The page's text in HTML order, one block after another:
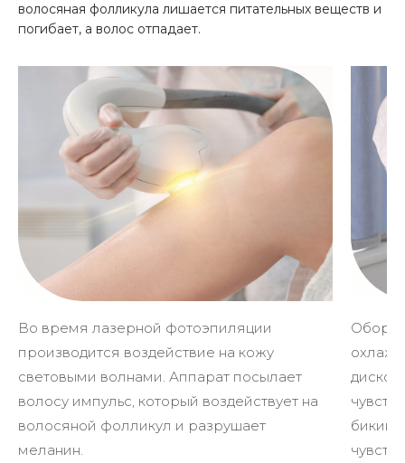
волосяная фолликула лишается питательных веществ и
погибает, а волос отпадает.
Во время лазерной фотоэпиляции
производится воздействие на кожу
световыми волнами. Аппарат посылает
волосу импульс, который воздействует на
волосяной фолликул и разрушает
меланин.